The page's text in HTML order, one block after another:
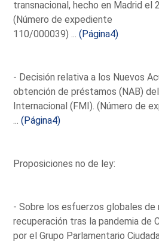
transnacional, hecho en Madrid el
(Número de expediente
110/000039) ...(Página4)
- Decisión relativa a los Nuevos
obtención de préstamos (NAB)
Internacional (FMI). (Número de
...(Página4)
Proposiciones no de ley:
- Sobre los esfuerzos globales
recuperación tras la pandemia de
por el Grupo Parlamentario